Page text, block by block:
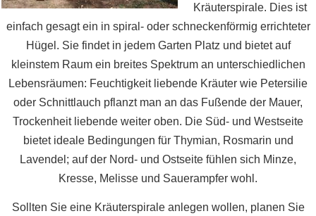
Kräuterspirale. Dies ist
einfach gesagt ein in spiral- oder schneckenförmig errichteter
Hügel. Sie findet in jedem Garten Platz und bietet auf
kleinstem Raum ein breites Spektrum an unterschiedlichen
Lebensräumen: Feuchtigkeit liebende Kräuter wie Petersilie
oder Schnittlauch pflanzt man an das Fußende der Mauer,
Trockenheit liebende weiter oben. Die Süd- und Westseite
bietet ideale Bedingungen für Thymian, Rosmarin und
Lavendel; auf der Nord- und Ostseite fühlen sich Minze,
Kresse, Melisse und Sauerampfer wohl.
Sollten Sie eine Kräuterspirale anlegen wollen, planen Sie